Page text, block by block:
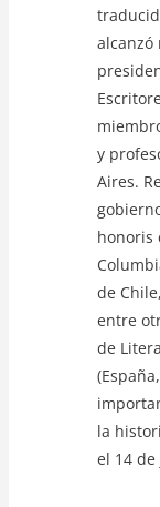
alcanzó
y
Aires.
honoris
de
entre
de
la
el 14